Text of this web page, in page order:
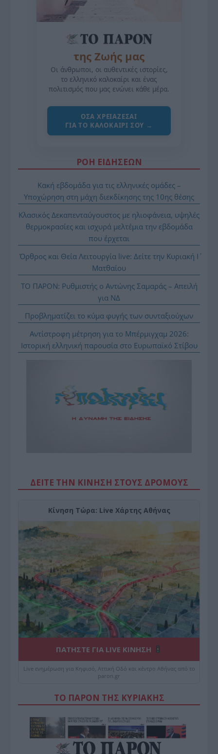
της Ζωής μας
Οι άνθρωποι, οι αυθεντικές ιστορίες,
το ελληνικό καλοκαίρι και ένας
πολιτισμός που μας ενώνει κάθε μέρα.
ΌΣΑ ΧΡΕΙΆΖΕΣΑΙ
ΓΙΑ ΤΟ ΚΑΛΟΚΑΊΡΙ ΣΟΥ →
ΡΟΗ ΕΙΔΗΣΕΩΝ
Κακή εβδομάδα για τις ελληνικές ομάδες –
Υποχώρηση στη μάχη διεκδίκησης της 10ης θέσης
Κλασικός Δεκαπενταύγουστος με ηλιοφάνεια, υψηλές
θερμοκρασίες και ισχυρά μελτέμια την εβδομάδα
που έρχεται
Όρθρος και Θεία Λειτουργία live: Δείτε την Κυριακή Ι΄
Ματθαίου
ΤΟ ΠΑΡΟΝ: Ρυθμιστής ο Αντώνης Σαμαράς – Απειλή
για ΝΔ
Προβληματίζει το κύμα φυγής των συνταξιούχων
Αντίστροφη μέτρηση για το Μπέρμιγχαμ 2026:
Ιστορική ελληνική παρουσία στο Ευρωπαϊκό Στίβου
ΔΕΙΤΕ ΤΗΝ ΚΙΝΗΣΗ ΣΤΟΥΣ ΔΡΌΜΟΥΣ
Κίνηση Τώρα: Live Χάρτης Αθήνας
ΠΑΤΗΣΤΕ ΓΙΑ LIVE ΚΙΝΗΣΗ
Live ενημέρωση για Κηφισό, Αττική Οδό και κέντρο Αθήνας από το
paron.gr
ΤΟ ΠΑΡΟΝ ΤΗΣ ΚΥΡΙΑΚΗΣ